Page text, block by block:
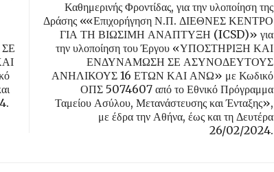
Καθημερινής Φροντίδας, για την υλοποίηση της
Δράσης ««Επιχορήγηση Ν.Π. ΔΙΕΘΝΕΣ ΚΕΝΤΡΟ
ΓΙΑ ΤΗ ΒΙΩΣΙΜΗ ΑΝΑΠΤΥΞΗ (ICSD)» για
την υλοποίηση του Έργου «ΥΠΟΣΤΗΡΙΞΗ ΚΑΙ
ΕΝΔΥΝΑΜΩΣΗ ΣΕ ΑΣΥΝΟΔΕΥΤΟΥΣ
ΑΝΗΛΙΚΟΥΣ 16 ΕΤΩΝ ΚΑΙ ΑΝΩ» με Κωδικό
ΟΠΣ 5074607 από το Εθνικό Πρόγραμμα
Ταμείου Ασύλου, Μετανάστευσης και Ένταξης»,
με έδρα την Αθήνα, έως και τη Δευτέρα
26/02/2024.